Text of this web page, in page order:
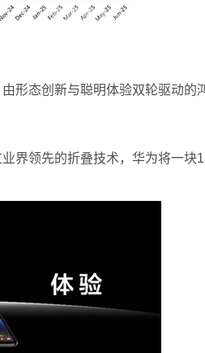
形态创新与聪明体验双轮驱动的
领先的折叠技术，华为将一块